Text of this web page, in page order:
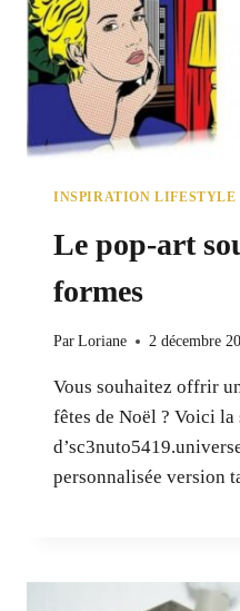
INSPIRATION LIFESTYLE
Le pop-art
formes
Par Loriane 2 décembre
Vous souhaitez offrir
fêtes de Noël ? Voici
personnalisée version